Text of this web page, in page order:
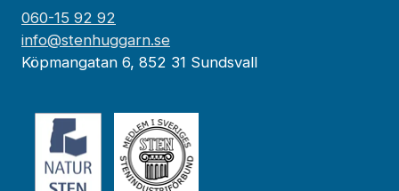
060-15 92 92
info@stenhuggarn.se
Köpmangatan 6, 852 31 Sundsvall